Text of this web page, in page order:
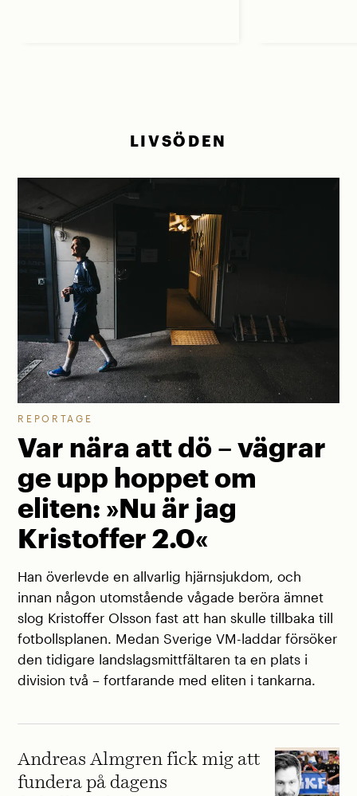
LIVSÖDEN
REPORTAGE
Var nära att dö – vägrar
ge upp hoppet om
eliten: »Nu är jag
Kristoffer 2.0«
Han överlevde en allvarlig hjärnsjukdom, och
innan någon utomstående vågade beröra ämnet
slog Kristoffer Olsson fast att han skulle tillbaka till
fotbollsplanen. Medan Sverige VM-laddar försöker
den tidigare landslagsmittfältaren ta en plats i
division två – fortfarande med eliten i tankarna.
Andreas Almgren fick mig att
fundera på dagens